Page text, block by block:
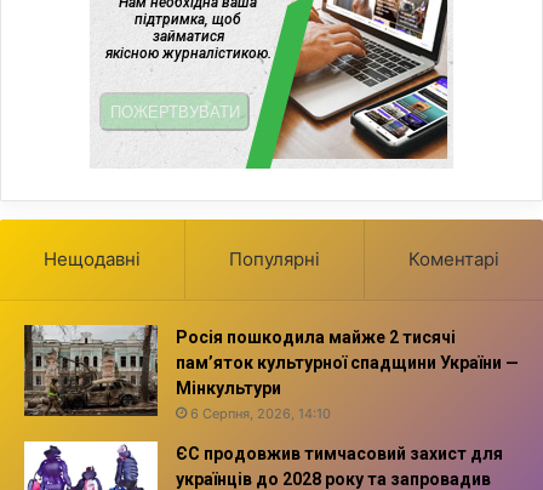
Нещодавні Популярні Коментарі
Росія пошкодила майже 2 тисячі
пам’яток культурної спадщини України —
Мінкультури
6 Серпня, 2026, 14:10
ЄС продовжив тимчасовий захист для
українців до 2028 року та запровадив